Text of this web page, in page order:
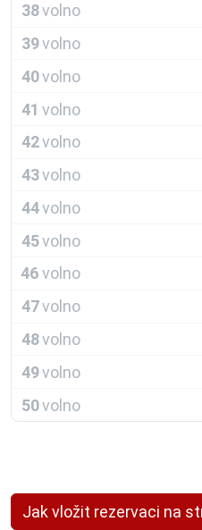
38volno
39volno
40volno
41 volno
42volno
43volno
44volno
45volno
46volno
47volno
48volno
49volno
50volno
Jak vložit rezervaci na